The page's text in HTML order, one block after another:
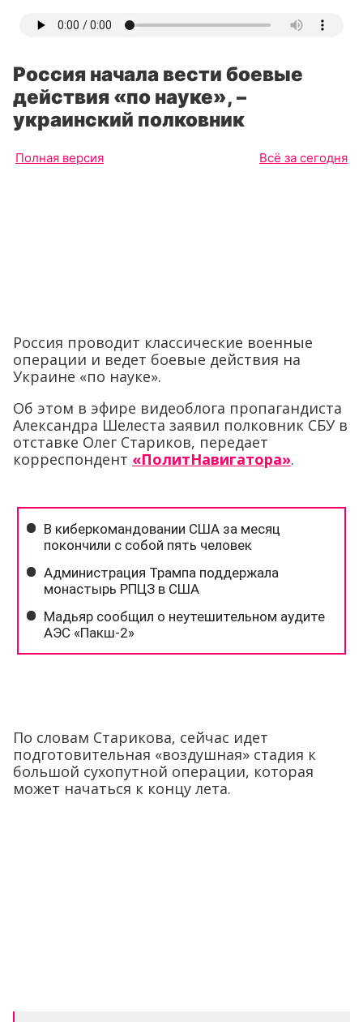
Россия начала вести боевые
действия «по науке», –
украинский полковник
Полная версия Всё за сегодня
Россия проводит классические военные
операции и ведет боевые действия на
Украине «по науке».
Об этом в эфире видеоблога пропагандиста
Александра Шелеста заявил полковник СБУ в
отставке Олег Стариков, передает
корреспондент «ПолитНавигатора».
По словам Старикова, сейчас идет
подготовительная «воздушная» стадия к
большой сухопутной операции, которая
может начаться к концу лета.